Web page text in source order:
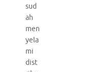
sud
ah
men
yela
mi
dist